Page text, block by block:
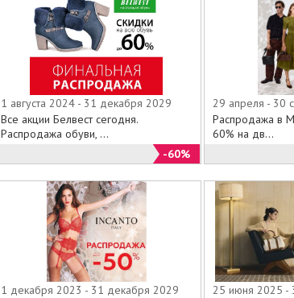
1 августа 2024 - 31 декабря 2029
Все акции Белвест сегодня.
Распродажа обуви, ...
-60%
29 апреля - 30
Распродажа в
60% на дв...
1 декабря 2023 - 31 декабря 2029
25 июня 2025 -